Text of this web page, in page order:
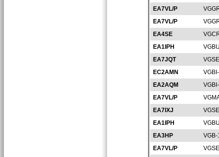
EA7VL/P
EA7VL/P
EA4SE
EA1IPH
EA7JQT
EC2AMN
EA2AQM
EA7VL/P
EA7IXJ
EA1IPH
EA3HP
EA7VL/P